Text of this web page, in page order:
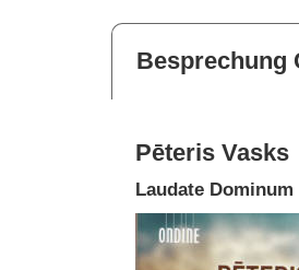
Besprechung
Pēteris Vasks
Laudate Dominum